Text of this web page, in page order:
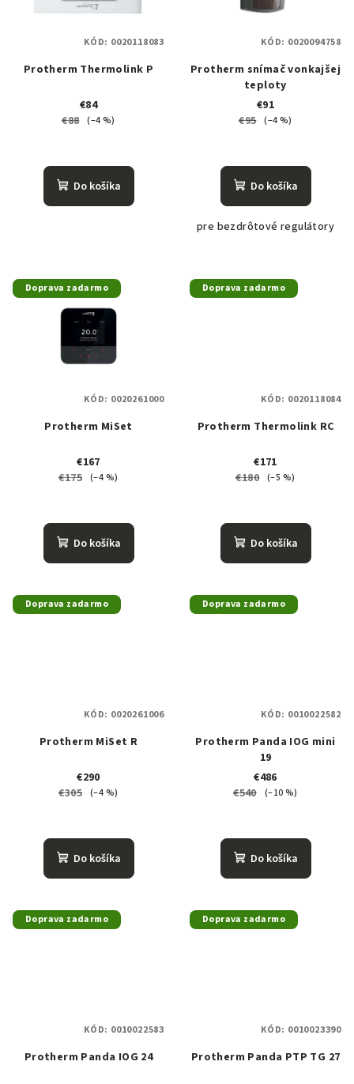
Protherm Thermolink P
€84
€88 (–4 %)
Do košíka
KÓD: 0020118083
Protherm snímač vonkajšej
teploty
€91
€95 (–4 %)
Do košíka
pre bezdrôtové regulátory
KÓD: 0020094758
Doprava zadarmo
Protherm MiSet
€167
€175 (–4 %)
Do košíka
KÓD: 0020261000
Doprava zadarmo
Protherm Thermolink RC
€171
€180 (–5 %)
Do košíka
KÓD: 0020118084
Doprava zadarmo
Protherm MiSet R
€290
€305 (–4 %)
Do košíka
KÓD: 0020261006
Doprava zadarmo
Protherm Panda IOG mini
19
€486
€540 (–10 %)
Do košíka
KÓD: 0010022582
Doprava zadarmo
Protherm Panda IOG 24
KÓD: 0010022583
Doprava zadarmo
Protherm Panda PTP TG 27
KÓD: 0010023390